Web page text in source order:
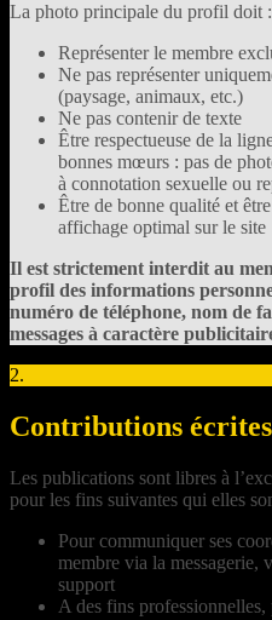
La photo principale du profil doit :
Représenter le membre
Ne pas représenter
(paysage, animaux, etc.)
Ne pas contenir de texte
Être respectueuse de la
bonnes mœurs : pas de
à connotation sexuelle ou
Être de bonne qualité et
affichage optimal sur le site
Il est strictement interdit au
profil des informations
numéro de téléphone, nom de
messages à caractère
2.
Contributions écrites
Les publications sont libres à
pour les fins suivantes qui elles
Pour communiquer ses
membre via la messagerie,
support
A des fins